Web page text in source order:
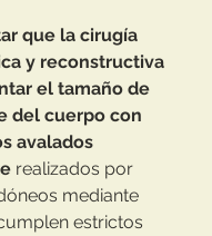
que la cirugía
y reconstructiva
el tamaño de
del cuerpo con
avalados
realizados por
mediante
estrictos